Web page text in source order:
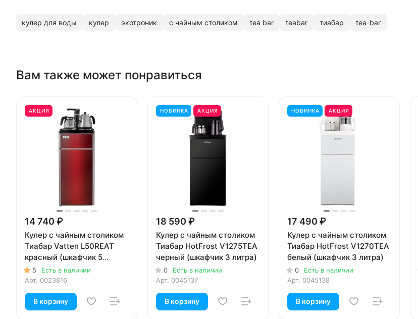
кулер для воды кулер экотроник с чайным столиком tea bar teabar тиабар tea-bar
Вам также может понравиться
АКЦИЯ
14 740 ₽
Кулер с чайным столиком
Тиабар Vatten L50REAT
красный (шкафчик 5
литров)
5
Есть в наличии
Арт. 0023816
В корзину
НОВИНКА АКЦИЯ
18 590 ₽
Кулер с чайным столиком
Тиабар HotFrost V1275TEA
черный (шкафчик 3 литра)
0
Есть в наличии
Арт. 0045137
В корзину
НОВИНКА АКЦИЯ
17 490 ₽
Кулер с чайным столиком
Тиабар HotFrost V1270TEA
белый (шкафчик 3 литра)
0
Есть в наличии
Арт. 0045138
В корзину